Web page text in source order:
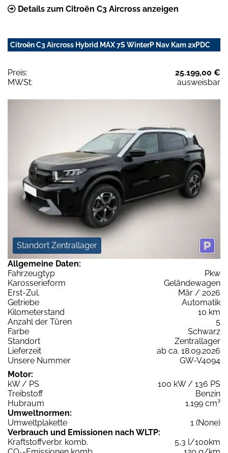
Details zum Citroën C3 Aircross anzeigen
Citroën C3 Aircross Hybrid MAX 7S WinterP Nav Kam 2xPDC
Preis:
25.199,00 €
MWSt:
ausweisbar
Standort Zentrallager
Allgemeine Daten:
Fahrzeugtyp
Pkw
Karosserieform
Geländewagen
Erst-Zul.
Mär / 2026
Getriebe
Automatik
Kilometerstand
10 km
Anzahl der Türen
5
Farbe
Schwarz
Standort
Zentrallager
Lieferzeit
ab ca. 18.09.2026
Unsere Nummer
GW-V4094
Motor:
kW / PS
100 kW / 136 PS
Treibstoff
Benzin
Hubraum
1.199 cm³
Umweltnormen:
Umweltplakette
1 (None)
Verbrauch und Emissionen nach WLTP:
Kraftstoffverbr. komb.
5,3 l/100km